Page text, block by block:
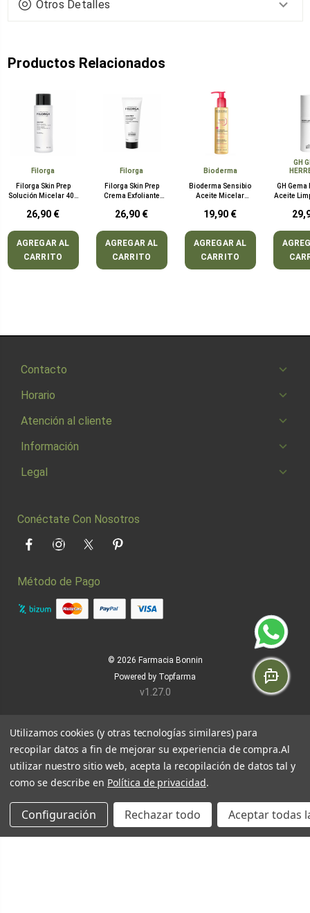
Otros Detalles
Productos Relacionados
Filorga
Filorga Skin Prep
Solución Micelar 400
26,90 €
AGREGAR AL
CARRITO
Filorga
Filorga Skin Prep
Crema Exfoliante
26,90 €
AGREGAR AL
CARRITO
Bioderma
Bioderma Sensibio
Aceite Micelar
19,90 €
AGREGAR AL
CARRITO
GH
GH
Aceite
Contacto
Horario
Atención al cliente
Información
Legal
Conéctate Con Nosotros
FacebookInstagramTwitter Pinterest
Método de Pago
© 2026 Farmacia Bonnin
Powered by Topfarma
v1.27.0
Utilizamos cookies (y otras tecnologías similares) para
recopilar datos a fin de mejorar su experiencia de compra.Al
utilizar nuestro sitio web, acepta la recopilación de datos tal y
como se describe en Política de privacidad.
Configuración Rechazar todo Aceptar todas